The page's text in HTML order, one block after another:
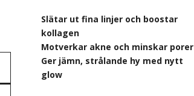
Slätar ut fina linjer och boostar
kollagen
Motverkar akne och minskar porer
Ger jämn, strålande hy med nytt
glow